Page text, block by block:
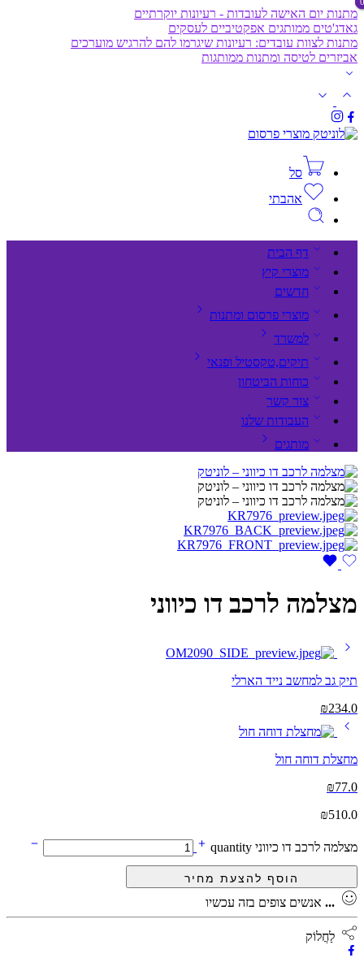
מתנות יום האישה לעובדות - רעיונות יוקרתיים
גאדג'טים ממותגים אפקטיביים לעסקים
מתנות לצוות עובדים: רעיונות שיגרמו להם להרגיש מוערכים
אביזרים לטיסה ומתנות ממותגות
סל
אהבתי
דף הבית
מוצרי קיץ
חדשים
מוצרי פרסום ומתנות
למשרד
תיקים,טקסטיל ופנאי
כוחות הביטחון
צור קשר
העבודות שלנו
מותגים
מצלמה לרכב דו כיווני
תיק גב למחשב נייד הארלי
₪234.0
מחצלת דוחה חול
₪77.0
₪510.0
מצלמה לרכב דו כיווני quantity
... אנשים צופים בזה עכשיו
לַחֲלוֹק